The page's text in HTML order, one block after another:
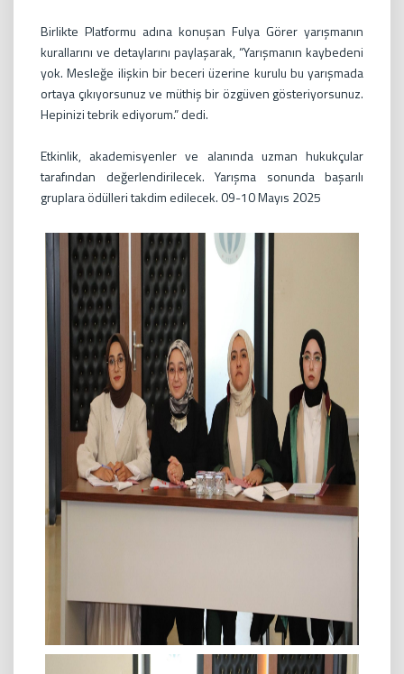
Birlikte Platformu adına konuşan Fulya Görer yarışmanın
kurallarını ve detaylarını paylaşarak, “Yarışmanın kaybedeni
yok. Mesleğe ilişkin bir beceri üzerine kurulu bu yarışmada
ortaya çıkıyorsunuz ve müthiş bir özgüven gösteriyorsunuz.
Hepinizi tebrik ediyorum.” dedi.
Etkinlik, akademisyenler ve alanında uzman hukukçular
tarafından değerlendirilecek. Yarışma sonunda başarılı
gruplara ödülleri takdim edilecek. 09-10 Mayıs 2025